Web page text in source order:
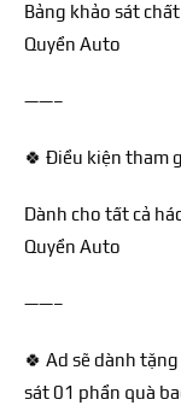
Bảng khảo sát
Quyền Auto
——–
🍀 Điều kiện tham
Dành cho tất cả
Quyền Auto
——–
🍀 Ad sẽ dành
sát 01 phần quà